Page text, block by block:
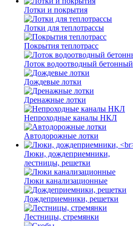
Лотки и покрытия
Лотки для теплотрассы
Покрытия теплотрасс
Лоток водоотводный бетонный
Дождевые лотки
Дренажные лотки
Непроходные каналы НКЛ
Автодорожные лотки
Люки, дождеприемники,
лестницы, решетки
Люки канализационные
Дождеприемники, решетки
Лестницы, стремянки